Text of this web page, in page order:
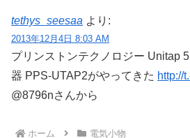
tethys_seesaa より:
2013年12月4日 8:03 AM
プリンストンテクノロジー Unitap
器 PPS-UTAP2がやってきた http://
@8796nさんから
ホーム 電気小物